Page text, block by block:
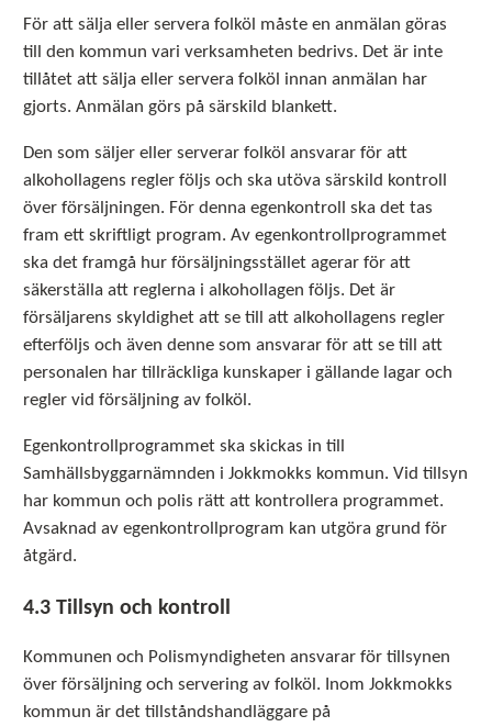
För att sälja eller servera folköl måste en anmälan göras
till den kommun vari verksamheten bedrivs. Det är inte
tillåtet att sälja eller servera folköl innan anmälan har
gjorts. Anmälan görs på särskild blankett.
Den som säljer eller serverar folköl ansvarar för att
alkohollagens regler följs och ska utöva särskild kontroll
över försäljningen. För denna egenkontroll ska det tas
fram ett skriftligt program. Av egenkontrollprogrammet
ska det framgå hur försäljningsstället agerar för att
säkerställa att reglerna i alkohollagen följs. Det är
försäljarens skyldighet att se till att alkohollagens regler
efterföljs och även denne som ansvarar för att se till att
personalen har tillräckliga kunskaper i gällande lagar och
regler vid försäljning av folköl.
Egenkontrollprogrammet ska skickas in till
Samhällsbyggarnämnden i Jokkmokks kommun. Vid tillsyn
har kommun och polis rätt att kontrollera programmet.
Avsaknad av egenkontrollprogram kan utgöra grund för
åtgärd.
4.3 Tillsyn och kontroll
Kommunen och Polismyndigheten ansvarar för tillsynen
över försäljning och servering av folköl. Inom Jokkmokks
kommun är det tillståndshandläggare på